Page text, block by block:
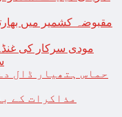
مقبوضہ کشمیر میں
مودی سرکار کی
حماس ہتھیار ڈال
مذاکرات کے